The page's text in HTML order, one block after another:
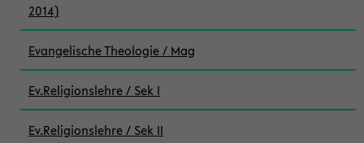
2014)
Evangelische Theologie / Mag
Ev.Religionslehre / Sek I
Ev.Religionslehre / Sek II